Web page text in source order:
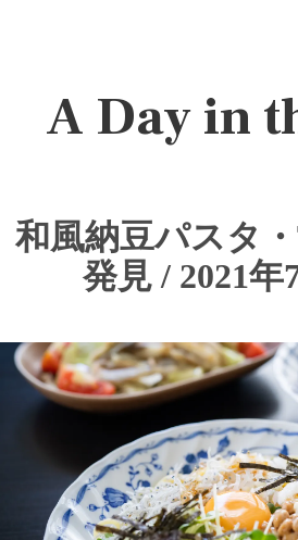
A Day in
和風納豆パスタ
発見 / 2021年